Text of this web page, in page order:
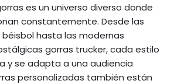
es un universo diverso donde
constantemente. Desde las
hasta las modernas
gorras trucker, cada estilo
y se adapta a una audiencia
personalizadas también están